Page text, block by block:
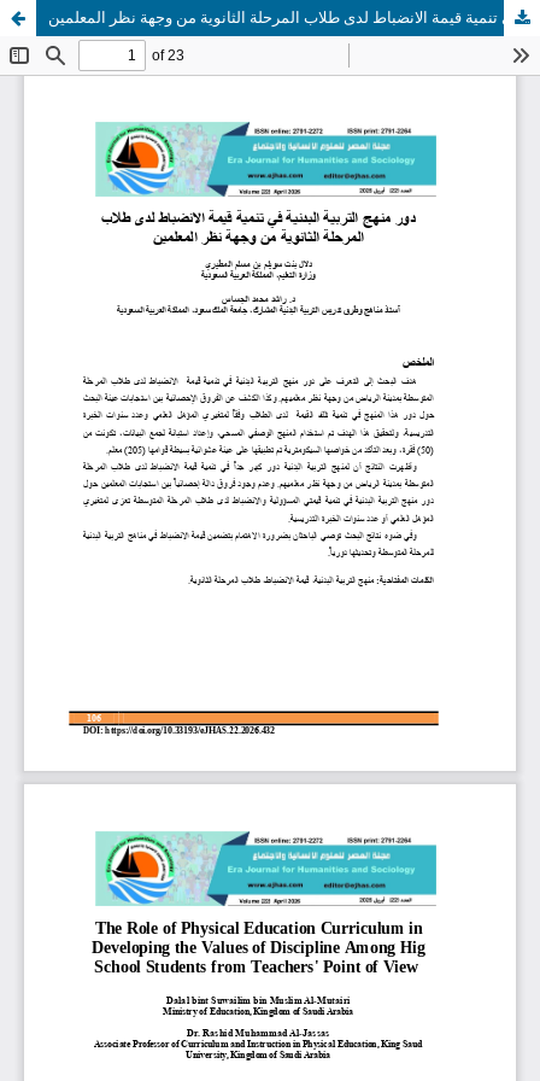
دور منهج التربية البدنية في تنمية قيمة الانضباط لدى طلاب المرحلة الثانوية من وجهة نظر المعلمين